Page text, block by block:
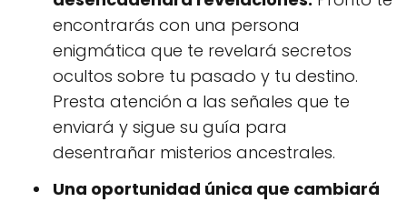
encontrarás con una persona
enigmática que te revelará secretos
ocultos sobre tu pasado y tu destino.
Presta atención a las señales que te
enviará y sigue su guía para
desentrañar misterios ancestrales.
Una oportunidad única que cambiará